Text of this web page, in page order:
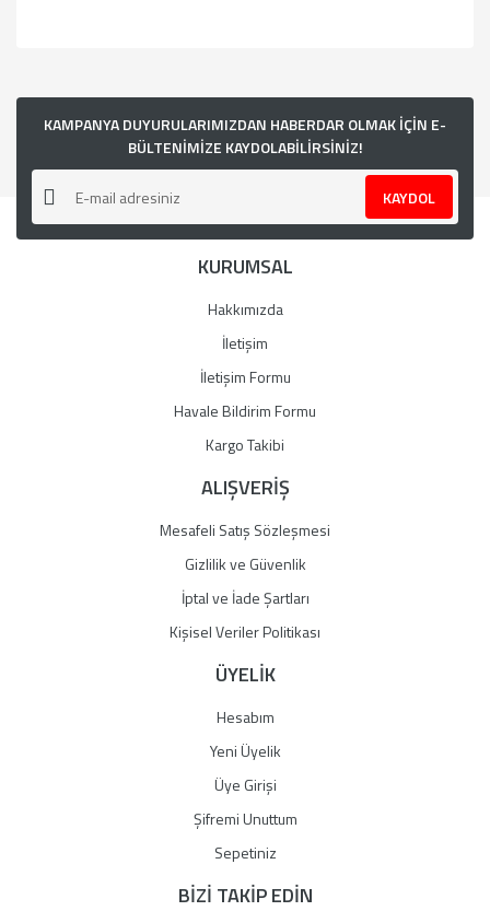
kullanarak tarafımıza iletebilirsiniz.
Görüş ve önerileriniz için teşekkür ederiz.
Ürün resmi kalitesiz, bozuk veya görüntülenemiyor.
Ürün açıklamasında eksik bilgiler bulunuyor.
Ürün bilgilerinde hatalar bulunuyor.
Ürün fiyatı diğer sitelerden daha pahalı.
Gönder
KAMPANYA DUYURULARIMIZDAN HABERDAR OLMAK İÇİN E-
BÜLTENİMİZE KAYDOLABİLİRSİNİZ!
KAYDOL
KURUMSAL
Hakkımızda
İletişim
İletişim Formu
Havale Bildirim Formu
Kargo Takibi
ALIŞVERİŞ
Mesafeli Satış Sözleşmesi
Gizlilik ve Güvenlik
İptal ve İade Şartları
Kişisel Veriler Politikası
ÜYELİK
Hesabım
Yeni Üyelik
Üye Girişi
Şifremi Unuttum
Sepetiniz
BİZİ TAKİP EDİN